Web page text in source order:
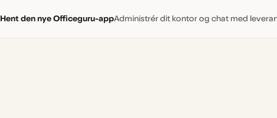
Hent den nye Officeguru-appAdministrér dit kontor og chat med